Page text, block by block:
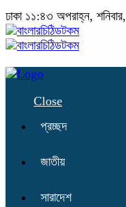
ঢাকা ১১:৪৩ অপরাহ্ন,
Close
প্রচ্ছদ
জাতীয়
সারাদেশ